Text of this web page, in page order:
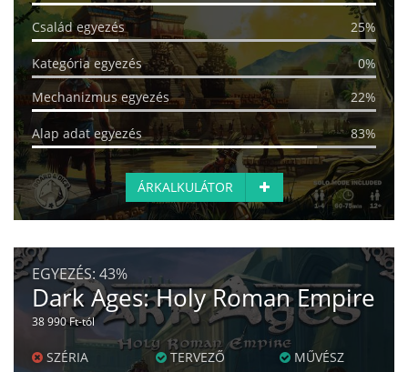
Család egyezés 25%
Kategória egyezés
0%
Mechanizmus egyezés
22%
Alap adat egyezés 83%
ÁRKALKULÁTOR
EGYEZÉS: 43%
Dark Ages: Holy Roman Empire
38 990 Ft-tól
SZÉRIA TERVEZŐ MŰVÉSZ